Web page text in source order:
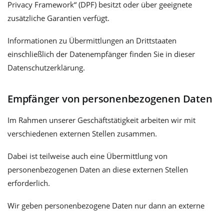
Privacy Framework“ (DPF) besitzt oder über geeignete
zusätzliche Garantien verfügt.
Informationen zu Übermittlungen an Drittstaaten
einschließlich der Datenempfänger finden Sie in dieser
Datenschutzerklärung.
Empfänger von personenbezogenen Daten
Im Rahmen unserer Geschäftstätigkeit arbeiten wir mit
verschiedenen externen Stellen zusammen.
Dabei ist teilweise auch eine Übermittlung von
personenbezogenen Daten an diese externen Stellen
erforderlich.
Wir geben personenbezogene Daten nur dann an externe